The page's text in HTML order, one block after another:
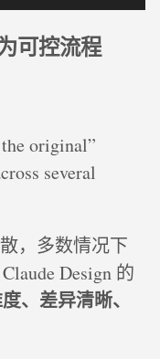
可控流程
original”
several
，多数情况下
Design 的
、差异清晰、